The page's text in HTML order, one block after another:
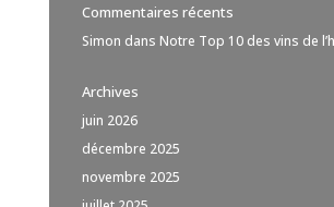
Commentaires récents
Simon dans Notre Top 10 des vins de
Archives
juin 2026
décembre 2025
novembre 2025